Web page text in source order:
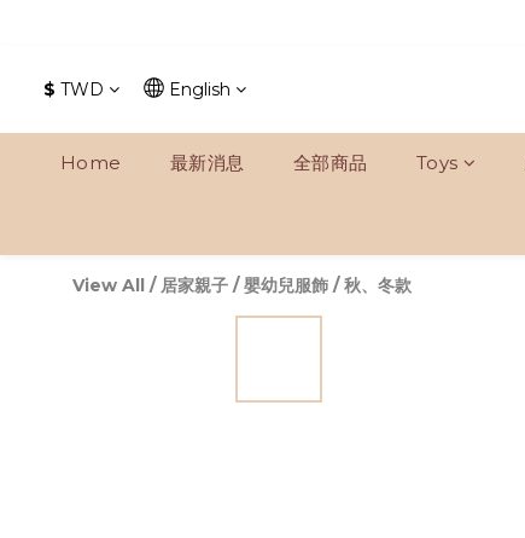
$ TWD English
Home 最新消息 全部商品 Toys
View All / 居家親子 /嬰幼兒服飾 /秋、冬款